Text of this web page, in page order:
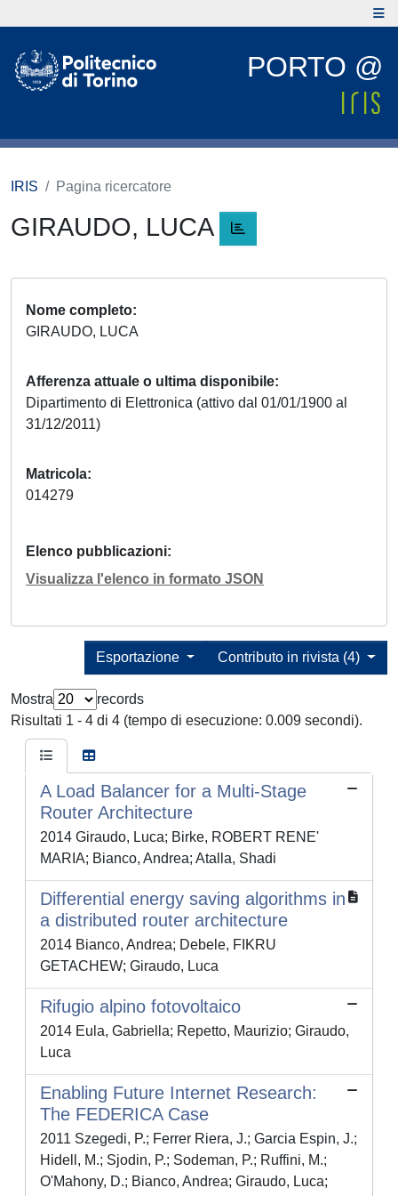
PORTO @
IRIS Pagina ricercatore
GIRAUDO, LUCA
Nome completo
GIRAUDO, LUCA
Afferenza attuale o ultima disponibile
Dipartimento di Elettronica (attivo dal 01/01/1900 al
31/12/2011)
Matricola
014279
Elenco pubblicazioni
Visualizza l'elenco in formato JSON
Contributo in rivista (4)
Esportazione
Mostra
records
Risultati 1 - 4 di 4 (tempo di esecuzione: 0.009 secondi).
A Load Balancer for a Multi-Stage
Router Architecture
2014 Giraudo, Luca; Birke, ROBERT RENE'
MARIA; Bianco, Andrea; Atalla, Shadi
Differential energy saving algorithms in
a distributed router architecture
2014 Bianco, Andrea; Debele, FIKRU
GETACHEW; Giraudo, Luca
Rifugio alpino fotovoltaico
2014 Eula, Gabriella; Repetto, Maurizio; Giraudo,
Luca
Enabling Future Internet Research:
The FEDERICA Case
2011 Szegedi, P.; Ferrer Riera, J.; Garcia Espin, J.;
Hidell, M.; Sjodin, P.; Sodeman, P.; Ruffini, M.;
O'Mahony, D.; Bianco, Andrea; Giraudo, Luca;